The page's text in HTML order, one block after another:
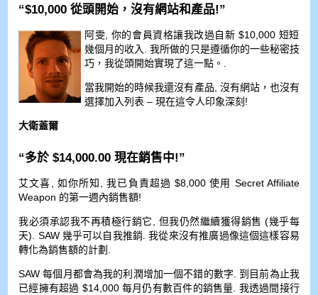
“$10,000 從頭開始，沒有網站和產品!”
阿雯, 你的會員資格讓我改過自新 $10,000 短短
幾個月的收入. 我所做的只是遵循你的一些秘密技
巧，我從頭開始實現了這一點。.
當我開始的時候我還沒有產品, 沒有網站，也沒有
選擇加入列表 – 現在這令人印象深刻!
大衛蓋爾
“多於 $14,000.00 現在銷售中!”
艾文喜, 如你所知, 我已負責超過 $8,000 使用 Secret Affiliate
Weapon 的第一週內銷售額!
我必須承認我不再積極行銷它, 但我仍然繼續獲得銷售 (幾乎每
天). SAW 幾乎可以自我推銷. 我從來沒有推廣過像這個這樣容易
轉化為銷售額的計劃.
SAW 每個月都會為我的利潤增加一個不錯的數字. 到目前為止我
已經擁有超過 $14,000 每月仍有數百件的銷售量. 我透過間接行